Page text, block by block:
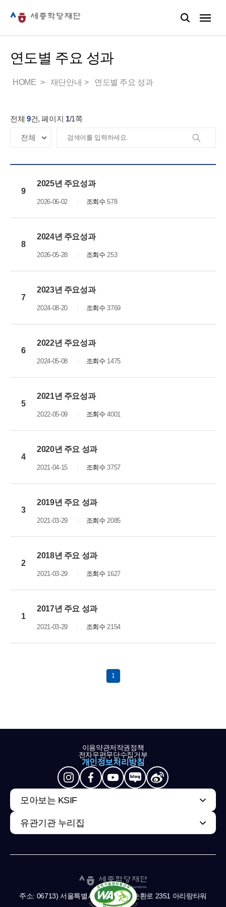
연도별 주요 성과
HOME 재단안내 연도별 주요 성과
전체 9건, 페이지 1/1쪽
9
2025년 주요성과
2026-06-02 조회수578
8
2024년 주요성과
2026-05-28 조회수253
7
2023년 주요성과
2024-08-20 조회수3769
6
2022년 주요성과
2024-05-08 조회수1475
5
2021년 주요성과
2022-05-09 조회수4001
4
2020년 주요 성과
2021-04-15 조회수3757
3
2019년 주요 성과
2021-03-29 조회수2085
2
2018년 주요 성과
2021-03-29 조회수1627
1
2017년 주요 성과
2021-03-29 조회수2154
1
이용약관저작권정책
전자우편무단수집거부
개인정보처리방침
모아보는 KSIF
유관기관 누리집
주소: 06713) 서울특별시 서초구 남부순환로 2351 아리랑타워